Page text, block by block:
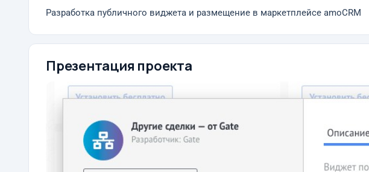
Разработка публичного виджета и размещение в маркетплейсе amoCRM
Презентация проекта